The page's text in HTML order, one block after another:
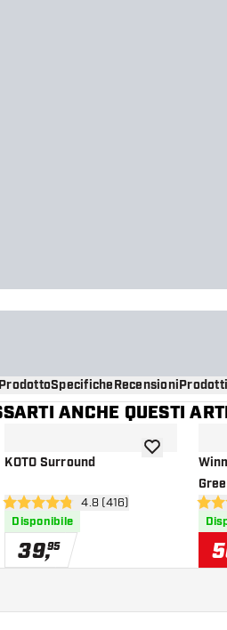
SpecificheRecensioni
ANCHE QUESTI
lista dei desideri
KOTO Surround
apri pannello recensioni
4.8 stelle di valutazione
4.8 (416)
Disponibile
39,95
aggiungi alla
4.5